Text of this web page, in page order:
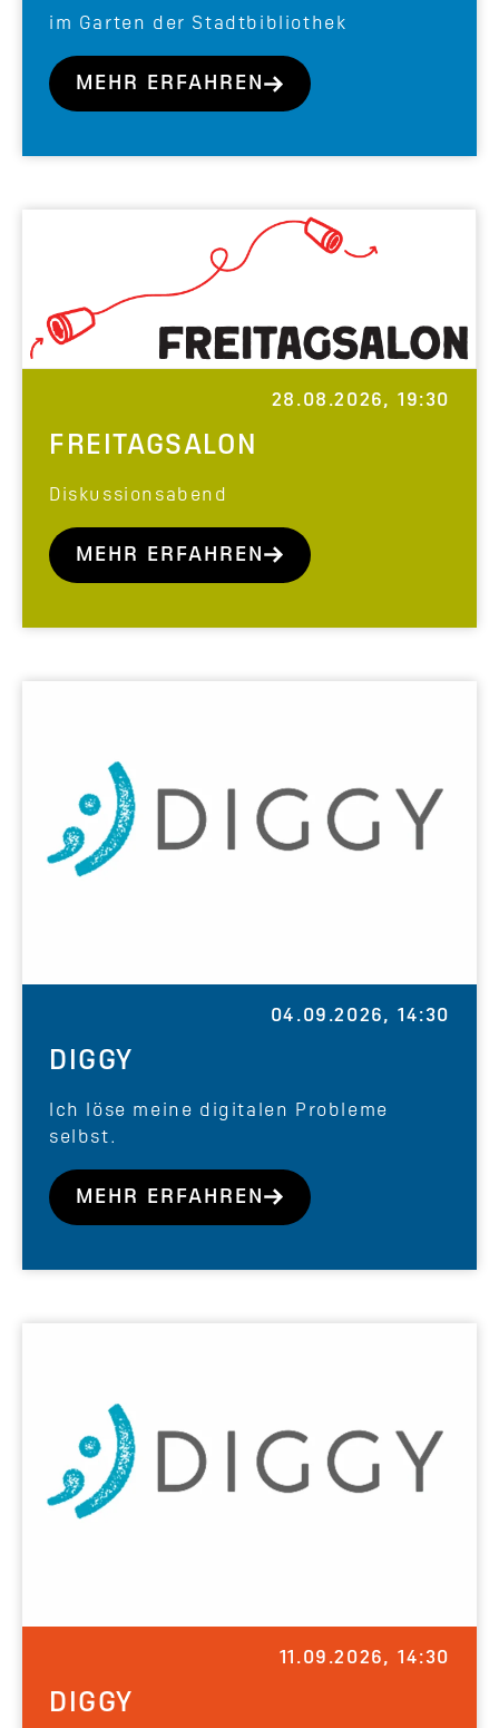
im Garten der Stadtbibliothek
MEHR ERFAHREN
28.08.2026, 19:30
FREITAGSALON
Diskussionsabend
MEHR ERFAHREN
04.09.2026, 14:30
DIGGY
Ich löse meine digitalen Probleme
selbst.
MEHR ERFAHREN
11.09.2026, 14:30
DIGGY